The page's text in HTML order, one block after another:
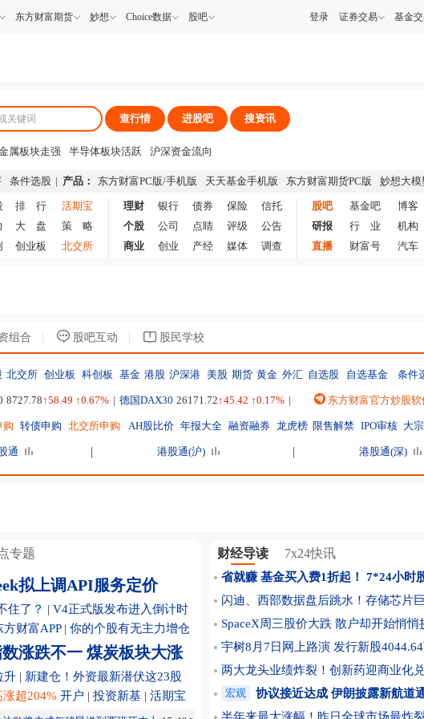
东方财富期货 妙想 Choice数据 股吧 登录 证券交易 基金
查行情 进股吧 搜资讯
属板块走强 半导体板块活跃
沪深资金流向
一览
昨日涨停
条件选股 | 产品： 东方财富PC版/手机版 天天基金手机版 东方财富期货PC版 妙想大模
排 行
活期宝
大 盘
策 略
创业板 北交所
理财 银行 债券 保险
信托
个股
公司 点睛 评级
公告
商业
创业 产经 媒体 调查
股吧 基金吧 博客
研报
行 业 机构
直播
财富号 汽车
组合 股吧互动 股民学校
北交所 创业板 科创板 基金 港股 沪深港 美股 期货 黄金 外汇 自选股 自选基金 条件
8727.78↑58.49 ↑0.67% | 德国DAX30 26171.72↑45.42 ↑0.17% | 恒生指数 25491.53↓-424.29
东方财富官方炒股软
购 转债申购 北交所申购 AH股比价 年报大全 融资融券 龙虎榜 限售解禁 IPO审核 大
通 港股通(沪) 港股通(深)
专题
拟上调API服务定价
住了？ | V4正式版发布进入倒计时
财富APP| 你的个股有无主力增仓
涨跌不一 煤炭板块大涨
升| 新建仓！外资最新潜伏这23股
超204% 开户 | 投资新基| 活期宝
财经导读 7x24快讯
省就赚 基金买入费1折起！
7*24小时
闪迪、西部数据盘后跳水！存储芯片
SpaceX周三股价大跌 散户却开始悄悄
宇树8月7日网上路演 发行新股
两大龙头业绩炸裂！创新药迎商业化
宏观
协议接近达成 伊朗披露新航道